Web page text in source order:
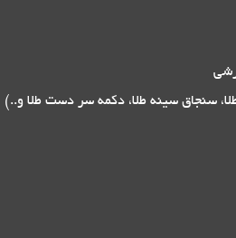
سنجاق سینه طلا، دکمه سر دست طلا و..)